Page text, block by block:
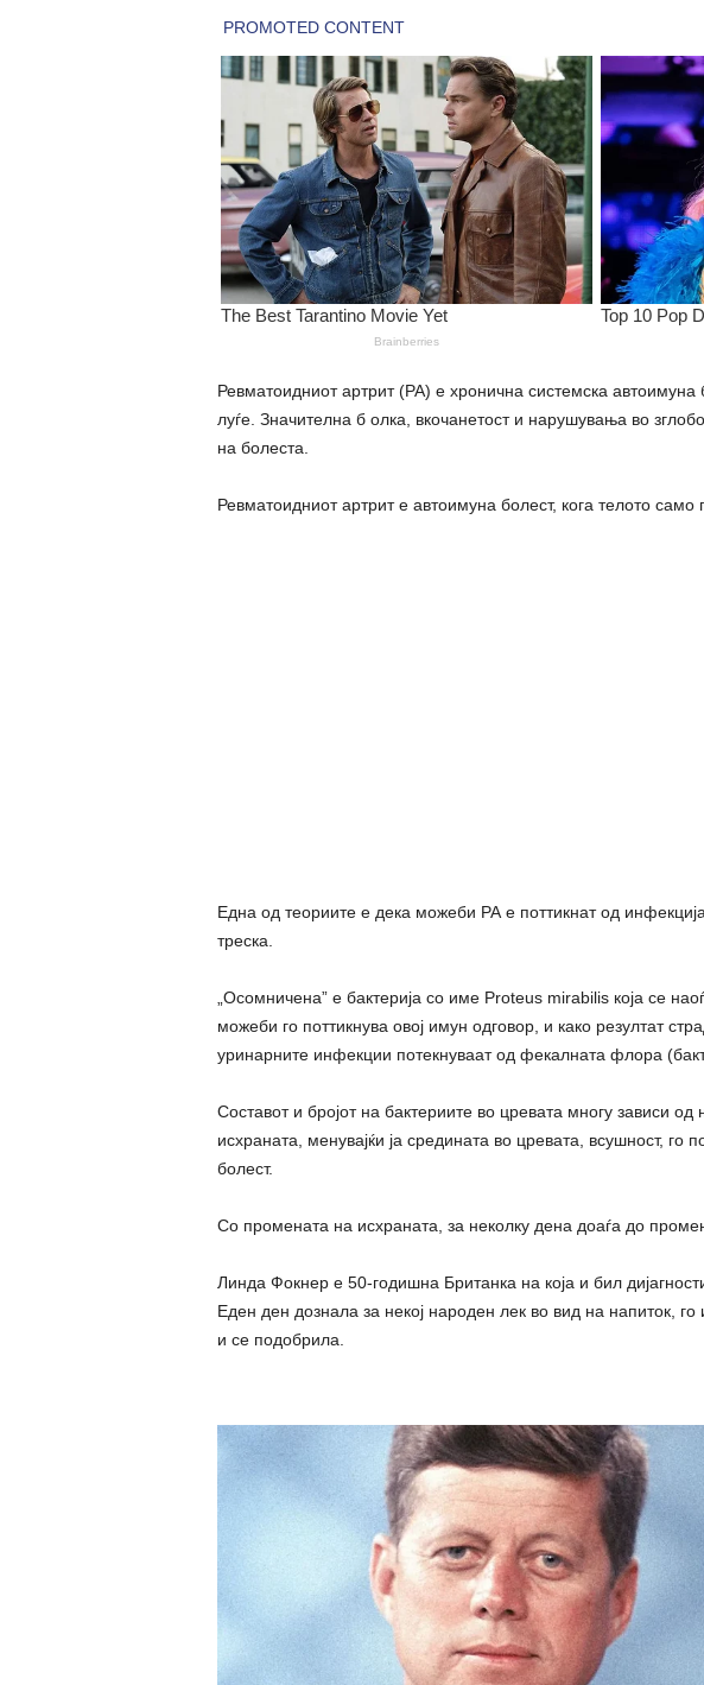
Ревматоидниот артрит (РА) е хронична системска автоимуна
луѓе. Значителна б олка, вкочанетост и наpyшувања во
на болеста.
Ревматоидниот артрит е автоимуна болест, кога телото само
Една од теориите е дека можеби РА е поттикнат од
треска.
„Ocoмничена” е бактерија со име Proteus mirabilis која се
можеби го поттикнува овој имун одговор, и како резултат
уринарните инфекции потекнуваат од фекалната флора
Составот и бројот на бактериите во цревата многу зависи од
исхраната, менувајќи ја средината во цревата, всушност, го
болест.
Со промената на исхраната, за неколку дена доаѓа до
Линда Фокнер е 50-годишна Британка на која и бил
Еден ден дознала за некој народен лек во вид на напиток, го
и се подобрила.